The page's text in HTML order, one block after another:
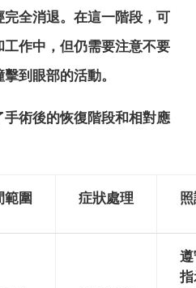
全消退。在這一階段，可
作中，但仍需要注意不要
到眼部的活動。
術後的恢復階段和相對應
範圍 症狀處理